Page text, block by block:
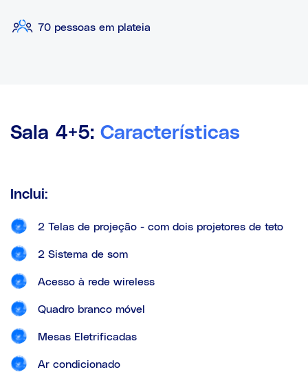
70 pessoas em plateia
Sala 4+5: Características
Inclui:
2 Telas de projeção - com dois projetores de teto
2 Sistema de som
Acesso à rede wireless
Quadro branco móvel
Mesas Eletrificadas
Ar condicionado